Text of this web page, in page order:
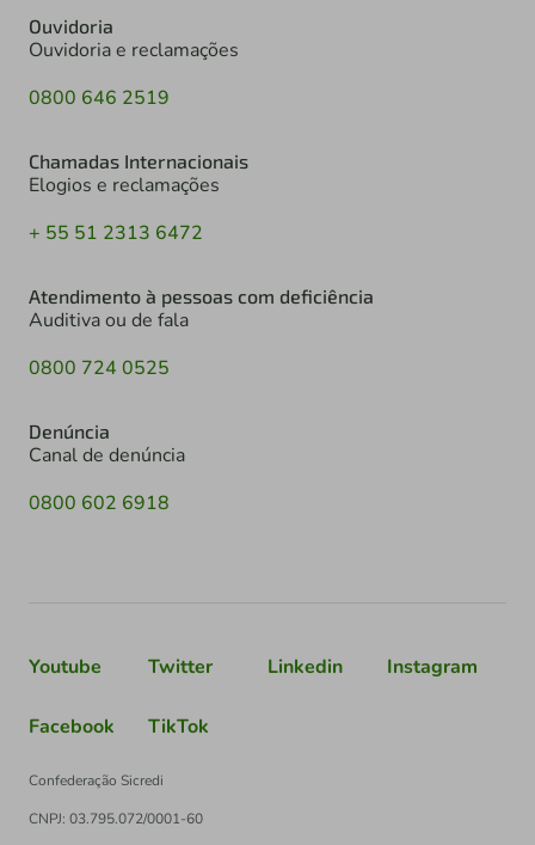
Ouvidoria
Ouvidoria e reclamações
0800 646 2519
Chamadas Internacionais
Elogios e reclamações
+ 55 51 2313 6472
Atendimento à pessoas com deficiência
Auditiva ou de fala
0800 724 0525
Denúncia
Canal de denúncia
0800 602 6918
Youtube Twitter Linkedin Instagram
Facebook TikTok
Confederação Sicredi
CNPJ: 03.795.072/0001-60